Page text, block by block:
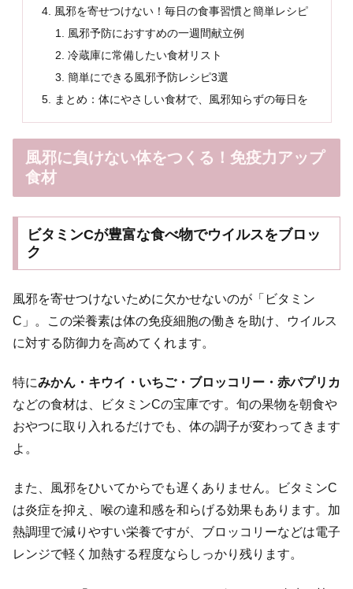
風邪を寄せつけない！毎日の食事習慣と簡単レシピ
風邪予防におすすめの一週間献立例
冷蔵庫に常備したい食材リスト
簡単にできる風邪予防レシピ3選
まとめ：体にやさしい食材で、風邪知らずの毎日を
風邪に負けない体をつくる！免疫力アップ
食材
ビタミンCが豊富な食べ物でウイルスをブロッ
ク
風邪を寄せつけないために欠かせないのが「ビタミン
C」。この栄養素は体の免疫細胞の働きを助け、ウイルス
に対する防御力を高めてくれます。
特にみかん・キウイ・いちご・ブロッコリー・赤パプリカ
などの食材は、ビタミンCの宝庫です。旬の果物を朝食や
おやつに取り入れるだけでも、体の調子が変わってきます
よ。
また、風邪をひいてからでも遅くありません。ビタミンC
は炎症を抑え、喉の違和感を和らげる効果もあります。加
熱調理で減りやすい栄養ですが、ブロッコリーなどは電子
レンジで軽く加熱する程度ならしっかり残ります。